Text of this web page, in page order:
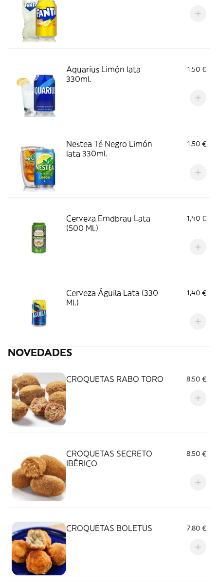
Aquarius Limón lata
330ml.
1,50 €
Nestea Té Negro Limón
lata 330ml.
1,50 €
Cerveza Emdbrau Lata
(500 Ml.)
1,40 €
Cerveza Águila Lata (330
Ml.)
1,40 €
NOVEDADES
CROQUETAS RABO TORO 8,50 €
CROQUETAS SECRETO
IBÉRICO
8,50 €
CROQUETAS BOLETUS 7,80 €